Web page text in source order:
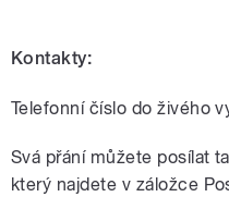
Kontakty:
Telefonní číslo do živého
Svá přání můžete posílat
který najdete v záložce